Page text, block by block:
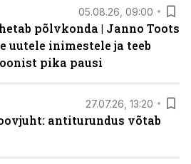
05.08.26, 09:00
põlvkonda | Janno Toots
uutele inimestele ja teeb
pika pausi
27.07.26, 13:20
antiturundus võtab